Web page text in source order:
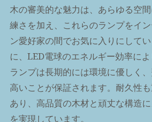
木の審美的な魅力は、あらゆる空
練さを加え、これらのランプをイ
ン愛好家の間でお気に入りにして
に、LED電球のエネルギー効率に
ランプは長期的には環境に優しく
高いことが保証されます。耐久性
あり、高品質の木材と頑丈な構造
を実現しています。